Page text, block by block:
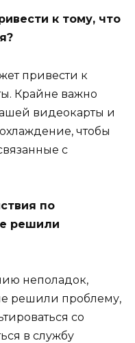
к тому, что
привести к
Крайне важно
видеокарты и
чтобы
с
по
решили
неполадок,
решили проблему,
со
в службу